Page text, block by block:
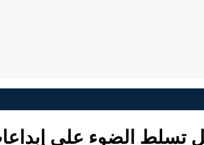
تسلط الضوء على